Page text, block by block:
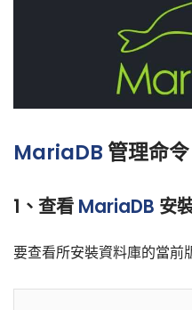
MariaDB 管理命令
1、查看 MariaDB 安
要查看所安裝資料庫的當前